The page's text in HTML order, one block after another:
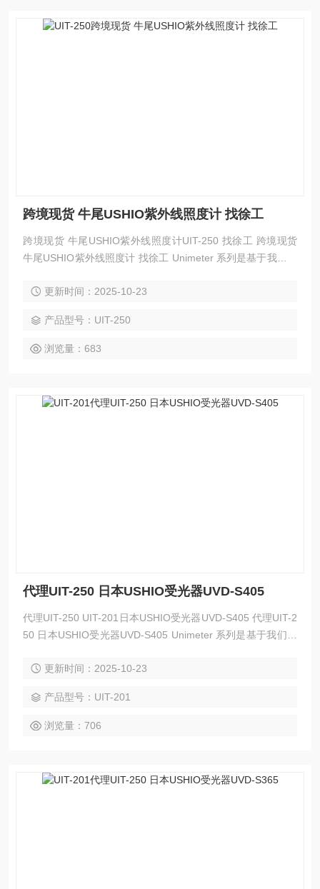
跨境现货 牛尾USHIO紫外线照度计 找徐工
跨境现货 牛尾USHIO紫外线照度计UIT-250 找徐工 跨境现货
牛尾USHIO紫外线照度计 找徐工 Unimeter 系列是基于我们作
学测量仪器从用户的角度来看确实易于使用。这些紧凑型紫外
化、清洁和灭菌系统。
更新时间：2025-10-23
产品型号：UIT-250
浏览量：683
代理UIT-250 日本USHIO受光器UVD-S405
代理UIT-250 UIT-201日本USHIO受光器UVD-S405 代理UIT-2
50 日本USHIO受光器UVD-S405 Unimeter 系列是基于我们作
学测量仪器从用户的角度来看确实易于使用。这些紧凑型紫外
化、清洁和灭菌系统。
更新时间：2025-10-23
产品型号：UIT-201
浏览量：706